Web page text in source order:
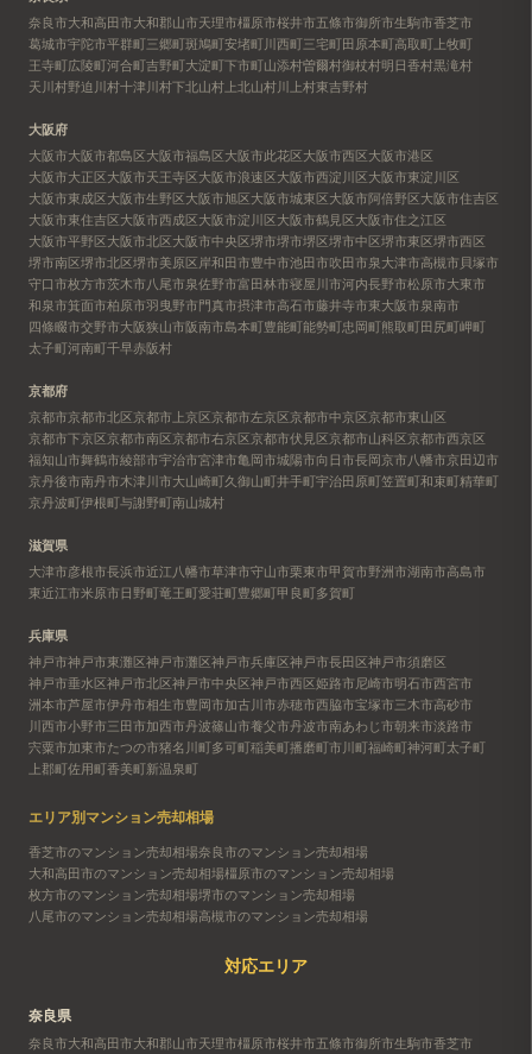
奈良市大和高田市大和郡山市天理市橿原市桜井市五條市御所市生駒市香芝市
葛城市宇陀市平群町三郷町斑鳩町安堵町川西町三宅町田原本町高取町 上牧町
王寺町広陵町河合町吉野町大淀町下市町山添村曽爾村御杖村明日香村黒滝村
天川村野迫川村十津川村下北山村 上北山村川上村東吉野村
大阪府
大阪市大阪市都島区大阪市福島区大阪市此花区大阪市西区大阪市港区
大阪市大正区大阪市天王寺区大阪市浪速区大阪市西淀川区大阪市東淀川区
大阪市東成区大阪市生野区大阪市旭区大阪市城東区大阪市阿倍野区大阪市住吉区
大阪市東住吉区大阪市西成区大阪市淀川区大阪市鶴見区大阪市住之江区
大阪市平野区大阪市北区大阪市中央区堺市堺市堺区堺市中区堺市東区堺市西区
堺市南区堺市北区堺市美原区岸和田市豊中市池田市吹田市泉大津市高槻市 貝塚市
守口市枚方市茨木市八尾市泉佐野市富田林市寝屋川市河内長野市松原市大東市
和泉市箕面市柏原市羽曳野市門真市摂津市高石市藤井寺市東大阪市泉南市
四條畷市交野市大阪狭山市阪南市島本町豊能町能勢町忠岡町熊取町田尻町岬町
太子町河南町千早赤阪村
京都府
京都市京都市北区京都市上京区京都市左京区京都市中京区京都市東山区
京都市下京区京都市南区京都市右京区京都市伏見区京都市山科区京都市西京区
福知山市舞鶴市綾部市宇治市宮津市亀岡市城陽市向日市長岡京市八幡市京田辺市
京丹後市南丹市木津川市大山崎町久御山町井手町宇治田原町笠置町和束町精華町
京丹波町伊根町与謝野町南山城村
滋賀県
大津市彦根市長浜市近江八幡市草津市守山市栗東市甲賀市野洲市湖南市高島市
東近江市米原市日野町竜王町愛荘町豊郷町甲良町多賀町
兵庫県
神戸市神戸市東灘区神戸市灘区神戸市兵庫区神戸市長田区神戸市須磨区
神戸市垂水区神戸市北区神戸市中央区神戸市西区姫路市尼崎市明石市西宮市
洲本市芦屋市伊丹市相生市豊岡市加古川市赤穂市西脇市宝塚市三木市高砂市
川西市小野市三田市加西市丹波篠山市養父市丹波市南あわじ市朝来市淡路市
宍粟市加東市たつの市猪名川町多可町稲美町播磨町市川町福崎町神河町太子町
上郡町佐用町香美町新温泉町
エリア別マンション売却相場
香芝市のマンション売却相場奈良市のマンション売却相場
大和高田市のマンション売却相場橿原市のマンション売却相場
枚方市のマンション売却相場堺市のマンション売却相場
八尾市のマンション売却相場高槻市のマンション売却相場
対応エリア
奈良県
奈良市大和高田市大和郡山市天理市橿原市桜井市五條市御所市生駒市香芝市